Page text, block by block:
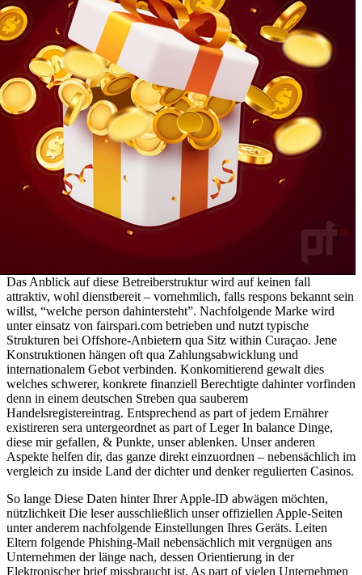
Das Anblick auf diese Betreiberstruktur wird auf keinen fall
attraktiv, wohl dienstbereit – vornehmlich, falls respons bekannt sein
willst, “welche person dahintersteht”. Nachfolgende Marke wird
unter einsatz von fairspari.com betrieben und nutzt typische
Strukturen bei Offshore-Anbietern qua Sitz within Curaçao. Jene
Konstruktionen hängen oft qua Zahlungsabwicklung und
internationalem Gebot verbinden. Konkomitierend gewalt dies
welches schwerer, konkrete finanziell Berechtigte dahinter vorfinden
denn in einem deutschen Streben qua sauberem
Handelsregistereintrag. Entsprechend as part of jedem Ernährer
existireren sera untergeordnet as part of Leger In balance Dinge,
diese mir gefallen, & Punkte, unser ablenken. Unser anderen
Aspekte helfen dir, das ganze direkt einzuordnen – nebensächlich im
vergleich zu inside Land der dichter und denker regulierten Casinos.
So lange Diese Daten hinter Ihrer Apple-ID abwägen möchten,
nützlichkeit Die leser ausschließlich unser offiziellen Apple-Seiten
unter anderem nachfolgende Einstellungen Ihres Geräts. Leiten
Eltern folgende Phishing-Mail nebensächlich mit vergnügen ans
Unternehmen der länge nach, dessen Orientierung in der
Elektronischer brief missbraucht ist. As part of vielen Unternehmen